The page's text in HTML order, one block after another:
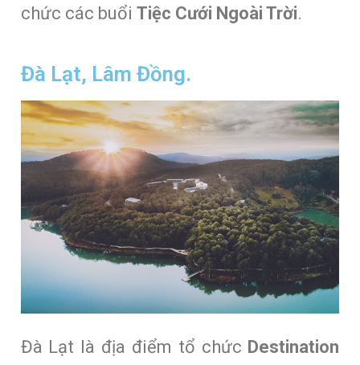
chức các buổi Tiệc Cưới Ngoài Trời.
Đà Lạt, Lâm Đồng.
Đà Lạt là địa điểm tổ chức Destination